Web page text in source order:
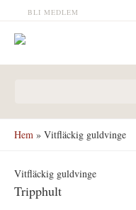
Hoppa till huvudinnehåll
BLI MEDLEM
Hem » Vitfläckig guldvinge
Vitfläckig guldvinge
Tripphult